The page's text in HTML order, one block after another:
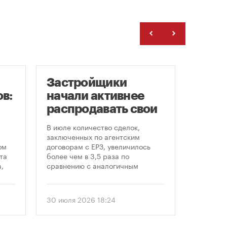
С
Застройщики
начали активнее
распродавать свои
земельные участки
В июле количество сделок,
заключенных по агентским
договорам с ЕРЗ, увеличилось
более чем в 3,5 раза по
сравнению с аналогичным
50 до 182. Активный рост, по
последние два месяца, поделился
статистикой на онлайн-дискуссии
30 июля 2026 18:24